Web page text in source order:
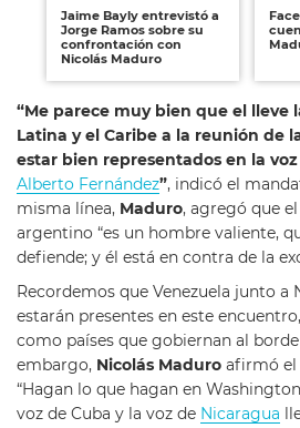
Jaime Bayly entrevistó a
Jorge Ramos sobre su
confrontación con
Nicolás Maduro
“Me parece muy bien que el lleve
Latina y el Caribe a la reunión de
estar bien representados en la
Alberto Fernández”, indicó el
misma línea, Maduro, agregó que
argentino “es un hombre valiente,
defiende; y él está en contra de la
Recordemos que Venezuela junto a
estarán presentes en este
como países que gobiernan al
embargo, Nicolás Maduro afirmó el
“Hagan lo que hagan en
voz de Cuba y la voz de Nicaragua